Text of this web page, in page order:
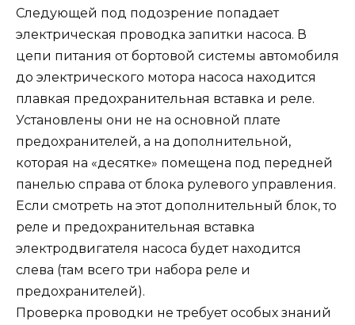
Следующей под подозрение попадает
электрическая проводка запитки насоса. В
цепи питания от бортовой системы автомобиля
до электрического мотора насоса находится
плавкая предохранительная вставка и реле.
Установлены они не на основной плате
предохранителей, а на дополнительной,
которая на «десятке» помещена под передней
панелью справа от блока рулевого управления.
Если смотреть на этот дополнительный блок, то
реле и предохранительная вставка
электродвигателя насоса будет находится
слева (там всего три набора реле и
предохранителей).
Проверка проводки не требует особых знаний